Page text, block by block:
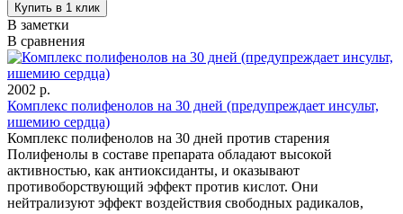
В заметки
В сравнения
2002 р.
Комплекс полифенолов на 30 дней (предупреждает инсульт,
ишемию сердца)
Комплекс полифенолов на 30 дней против старения
Полифенолы в составе препарата обладают высокой
активностью, как антиоксиданты, и оказывают
противоборствующий эффект против кислот. Они
нейтрализуют эффект воздействия свободных радикалов,